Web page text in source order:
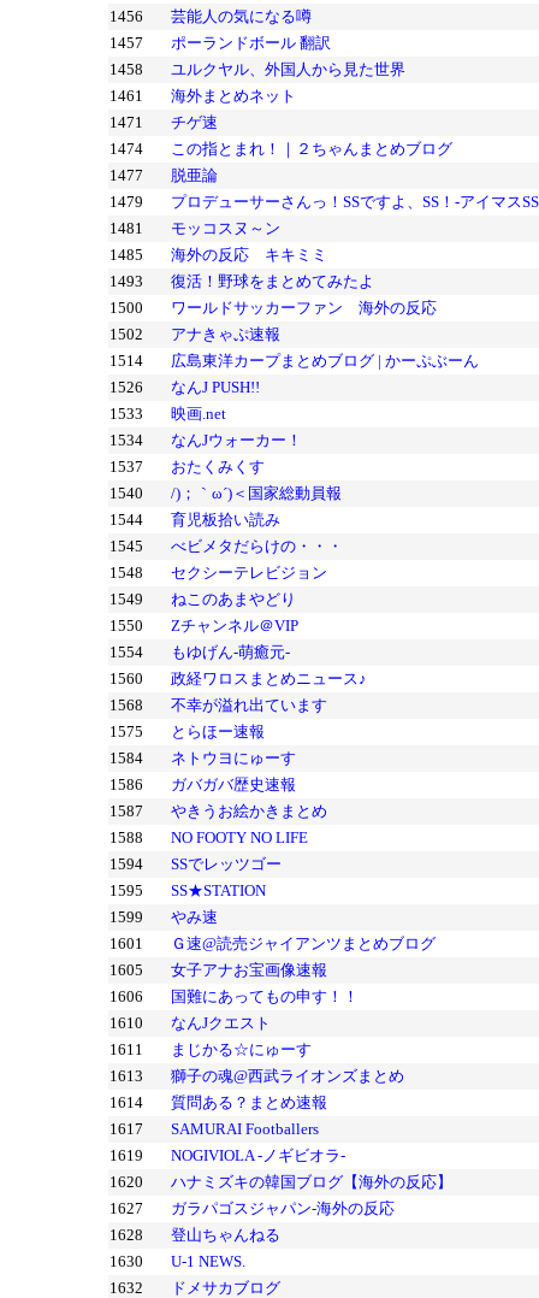
1456
芸能人の気になる噂
1457
ポーランドボール 翻訳
1458
ユルクヤル、外国人から見た世界
1461
海外まとめネット
1471
チゲ速
1474
この指とまれ！｜２ちゃんまとめブログ
1477
脱亜論
1479
プロデューサーさんっ！SSですよ、SS！-アイマス
1481
モッコスヌ～ン
1485
海外の反応 キキミミ
1493
復活！野球をまとめてみたよ
1500
ワールドサッカーファン 海外の反応
1502
アナきゃぷ速報
1514
広島東洋カープまとめブログ | かーぷぶーん
1526
なんJ PUSH!!
1533
映画.net
1534
なんJウォーカー！
1537
おたくみくす
1540
/)；｀ω´)＜国家総動員報
1544
育児板拾い読み
1545
べビメタだらけの・・・
1548
セクシーテレビジョン
1549
ねこのあまやどり
1550
Zチャンネル＠VIP
1554
もゆげん-萌癒元-
1560
政経ワロスまとめニュース♪
1568
不幸が溢れ出ています
1575
とらほー速報
1584
ネトウヨにゅーす
1586
ガバガバ歴史速報
1587
やきうお絵かきまとめ
1588
NO FOOTY NO LIFE
1594
SSでレッツゴー
1595
SS★STATION
1599
やみ速
1601
Ｇ速@読売ジャイアンツまとめブログ
1605
女子アナお宝画像速報
1606
国難にあってもの申す！！
1610
なんJクエスト
1611
まじかる☆にゅーす
1613
獅子の魂@西武ライオンズまとめ
1614
質問ある？まとめ速報
1617
SAMURAI Footballers
1619
NOGIVIOLA -ノギビオラ-
1620
ハナミズキの韓国ブログ【海外の反応】
1627
ガラパゴスジャパン-海外の反応
1628
登山ちゃんねる
1630
U-1 NEWS.
1632
ドメサカブログ